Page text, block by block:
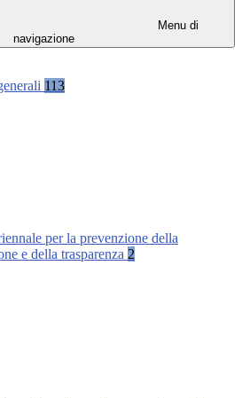
Menu di
navigazione
113
per la prevenzione della
e della trasparenza 2